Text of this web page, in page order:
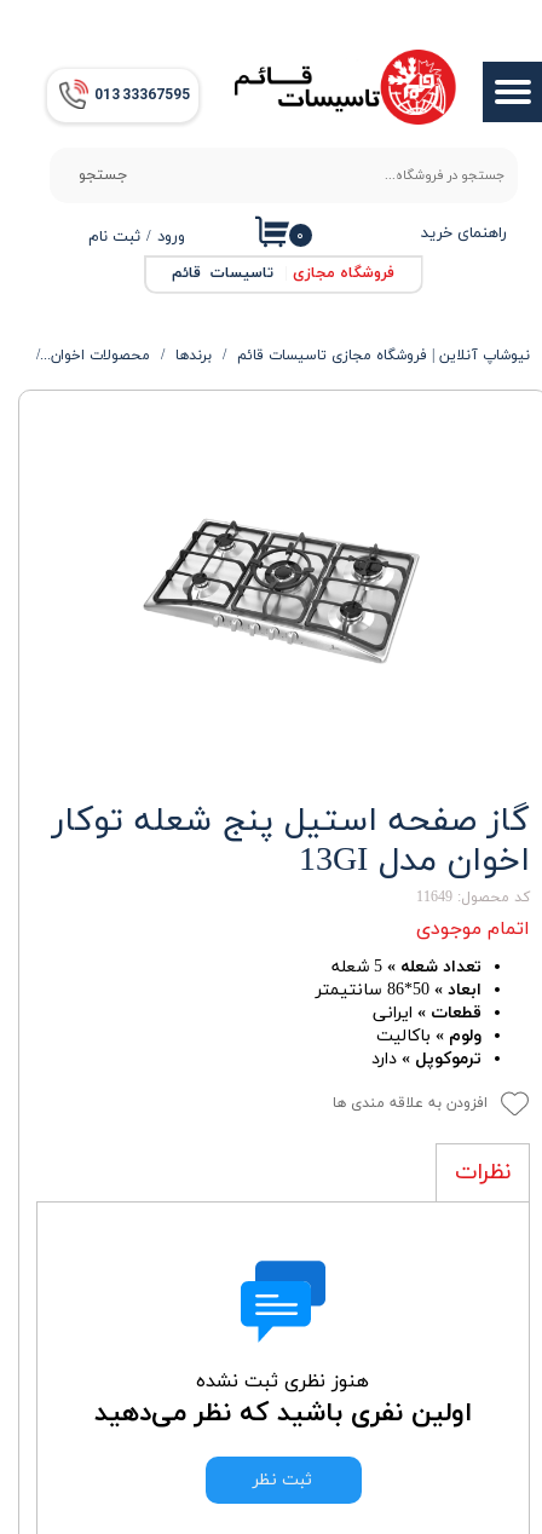
013​​​​​​​ 33367595
جستجو
ورود / ثبت نام
حساب کاربری من
تغییر گذر واژه
سفارشات
خروج از حساب کاربری
راهنمای خرید ۰
فروشگاه مجازی تاسیسات قائم
نیوشاپ آنلاین | فروشگاه مجازی تاسیسات قائم برندها محصولات اخوان
گاز صفحه استیل پنج شعله توکار
اخوان مدل 13GI
کد محصول: 11649
اتمام موجودی
تعداد شعله » 5 شعله
ابعاد »
قطعات » ایرانی
ولوم » باکالیت
ترموکوپل » دارد
افزودن به علاقه مندی ها
نظرات
هنوز نظری ثبت نشده
اولین نفری باشید که نظر می‌دهید
ثبت نظر